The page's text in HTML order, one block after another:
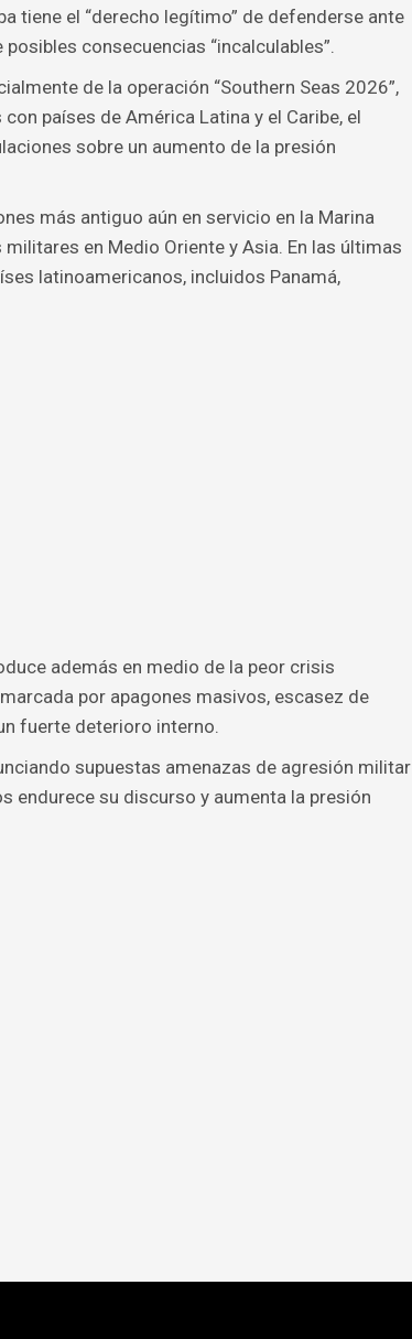
tiene el “derecho legítimo” de defenderse ante
consecuencias “incalculables”.
de la operación “Southern Seas 2026”,
países de América Latina y el Caribe, el
sobre un aumento de la presión
más antiguo aún en servicio en la Marina
en Medio Oriente y Asia. En las últimas
latinoamericanos, incluidos Panamá,
además en medio de la peor crisis
por apagones masivos, escasez de
fuerte deterioro interno.
supuestas amenazas de agresión militar
endurece su discurso y aumenta la presión